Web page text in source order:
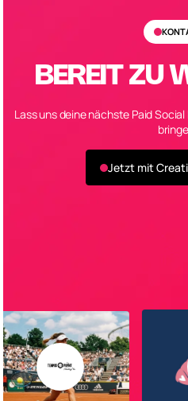
BEREIT ZU
Lass uns deine nächste Paid
Jetzt mit